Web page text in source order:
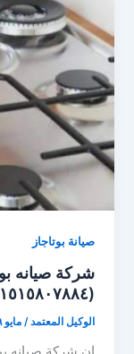
صيانة بوتاجاز
شركة صيانه
(٠٠٢٠١٥١٥٨٠٧٨٨٤)
الوكيل المعتمد/مايو ١٩, ٢٠٢٦